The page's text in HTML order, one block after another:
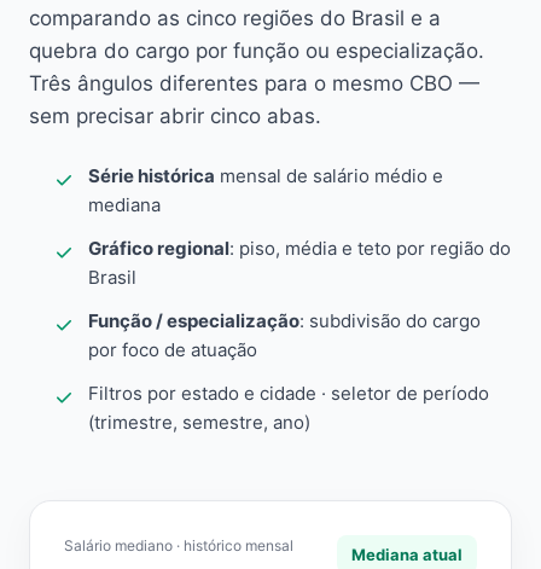
comparando as cinco regiões do Brasil e a
quebra do cargo por função ou especialização.
Três ângulos diferentes para o mesmo CBO —
sem precisar abrir cinco abas.
Série histórica mensal de salário médio e
mediana
Gráfico regional: piso, média e teto por região do
Brasil
Função / especialização: subdivisão do cargo
por foco de atuação
Filtros por estado e cidade · seletor de período
(trimestre, semestre, ano)
Salário mediano · histórico mensal Mediana atual